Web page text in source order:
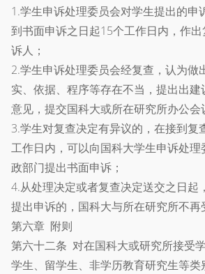
1.学生申诉处理委员会对学生提出的申
到书面申诉之日起15个工作日内，作
诉人；
2.学生申诉处理委员会经复查，认为做
实、依据、程序等存在不当，提出出
意见，提交国科大或所在研究所办公会
3.学生对复查决定有异议的，在接到复
工作日内，可以向国科大学生申诉处
政部门提出书面申诉；
4.从处理决定或者复查决定送交之日起
提出申诉的，国科大与所在研究所不再
第六章 附则
第六十二条 对在国科大或研究所接受
学生、留学生、非学历教育研究生等